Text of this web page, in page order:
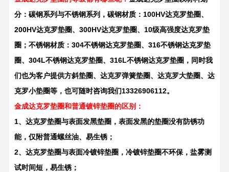
分：碳钢系列与不锈钢系列，碳钢材质：100HV达克罗垫圈、
200HV达克罗垫圈、300HV达克罗垫圈、10级高强度达克罗垫
圈；不锈钢材质：304不锈钢达克罗垫圈、316不锈钢达克罗垫
圈、304L不锈钢达克罗垫圈、316L不锈钢达克罗垫圈，同时我
们也为客户提供方斜垫圈、达克罗弹簧垫圈、达克罗大垫圈、达
克罗小垫圈等，也可随时咨询我们13326906112。
金成达克罗垫圈和普通镀锌垫圈的区别 ：
1、达克罗垫圈与表面发黑垫圈，表面发黑的垫圈没有防锈功
能，仅附普通螺丝油、易生锈；
2、达克罗垫圈与表面冷镀锌垫圈，冷镀锌垫圈不环保，盐雾测
试时间短，易生锈；